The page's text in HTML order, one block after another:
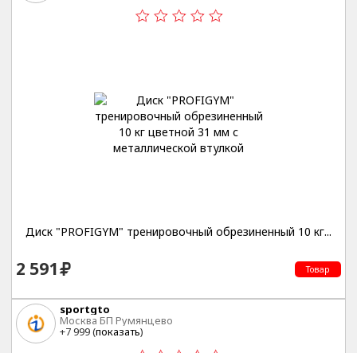
Диск "PROFIGYM" тренировочный обрезиненный 10 кг...
2 591 Товар
sportgto
Москва БП Румянцево
+7 999 (показать)